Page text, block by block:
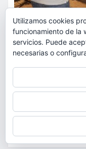
ACTUALIDAD
La Cabra
rossejat
noches
sus fiestas
Utilizamos cookies
funcionamiento de la
servicios. Puede
necesarias o
Para obtener más